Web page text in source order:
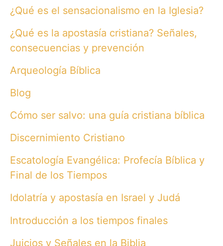
¿Qué es el sensacionalismo en la Iglesia?
¿Qué es la apostasía cristiana? Señales,
consecuencias y prevención
Arqueología Bíblica
Blog
Cómo ser salvo: una guía cristiana bíblica
Discernimiento Cristiano
Escatología Evangélica: Profecía Bíblica y
Final de los Tiempos
Idolatría y apostasía en Israel y Judá
Introducción a los tiempos finales
Juicios y Señales en la Biblia